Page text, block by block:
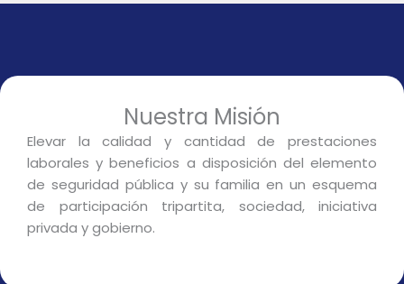
Nuestra Misión
Elevar la calidad y cantidad de prestaciones
laborales y beneficios a disposición del elemento
de seguridad pública y su familia en un esquema
de participación tripartita, sociedad, iniciativa
privada y gobierno.